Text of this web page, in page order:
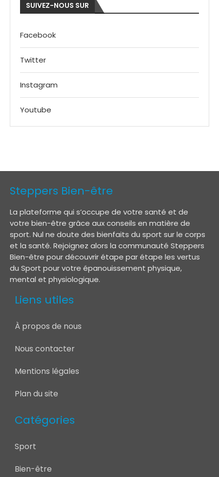
SUIVEZ-NOUS SUR
Facebook
Twitter
Instagram
Youtube
Steppers Bien-être
La plateforme qui s’occupe de votre santé et de
votre bien-être grâce aux conseils en matière de
sport. Nul ne doute des bienfaits du sport sur le corps
et la santé. Rejoignez alors la communauté Steppers
Bien-être pour découvrir étape par étape les vertus
du Sport pour votre épanouissement physique,
mental et physiologique.
Liens utiles
À propos de nous
Nous contacter
Mentions légales
Plan du site
Catégories
Sport
Bien-être